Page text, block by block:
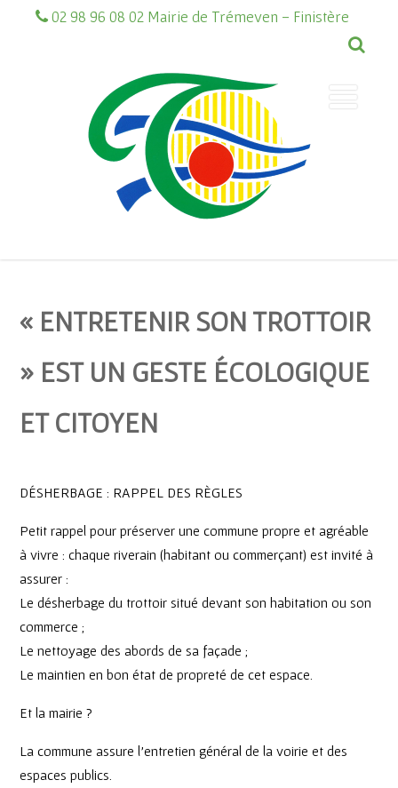
02 98 96 08 02 Mairie de Trémeven - Finistère
« ENTRETENIR SON TROTTOIR
» EST UN GESTE ÉCOLOGIQUE
ET CITOYEN
DÉSHERBAGE : RAPPEL DES RÈGLES
Petit rappel pour préserver une commune propre et agréable
à vivre : chaque riverain (habitant ou commerçant) est invité à
assurer :
Le désherbage du trottoir situé devant son habitation ou son
commerce ;
Le nettoyage des abords de sa façade ;
Le maintien en bon état de propreté de cet espace.
Et la mairie ?
La commune assure l’entretien général de la voirie et des
espaces publics.